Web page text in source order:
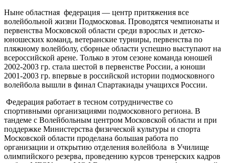
Ныне областная федерация — центр притяжения все
волейбольной жизни Подмосковья. Проводятся чемпионаты и
первенства Московской области среди взрослых и детско-
юношеских команд, ветеранские турниры, первенства по
пляжному волейболу, сборные области успешно выступают на
всероссийской арене. Только в этом сезоне команда юношей
2002-2003 гр. стала шестой в первенстве России, а юноши
2001-2003 гр. впервые в российской истории подмосковного
волейбола вышли в финал Спартакиады учащихся России.
Федерация работает в тесном сотрудничестве со
спортивными организациями подмосковного региона. В
тандеме с Волейбольным центром Московской области и при
поддержке Министерства физической культуры и спорта
Московской области проделана большая работа по
организации и открытию отделения волейбола в Училище
олимпийского резерва, проведению курсов тренерских кадров